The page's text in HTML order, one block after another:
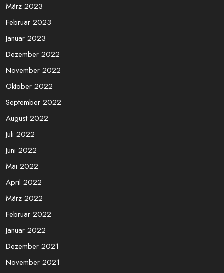
März 2023
Februar 2023
Januar 2023
Dezember 2022
November 2022
Oktober 2022
September 2022
August 2022
Juli 2022
Juni 2022
Mai 2022
April 2022
März 2022
Februar 2022
Januar 2022
Dezember 2021
November 2021